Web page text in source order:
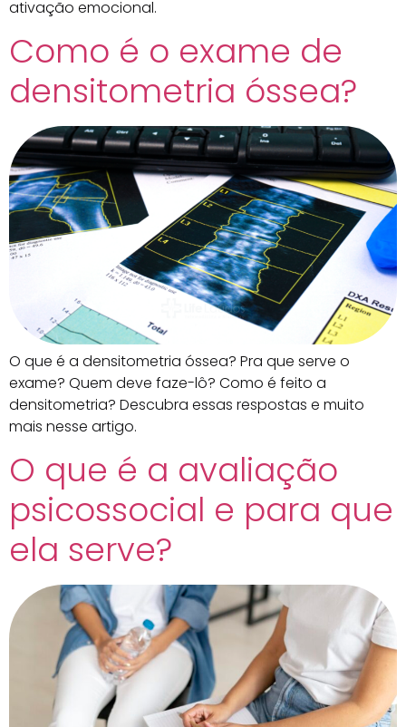
ativação emocional.
Como é o exame de
densitometria óssea?
O que é a densitometria óssea? Pra que serve o
exame? Quem deve faze-lô? Como é feito a
densitometria? Descubra essas respostas e muito
mais nesse artigo.
O que é a avaliação
psicossocial e para que
ela serve?